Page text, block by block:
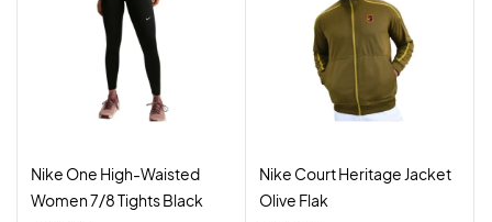
Nike One High-Waisted
Women 7/8 Tights Black
Nike Court Heritage Jacket
Olive Flak